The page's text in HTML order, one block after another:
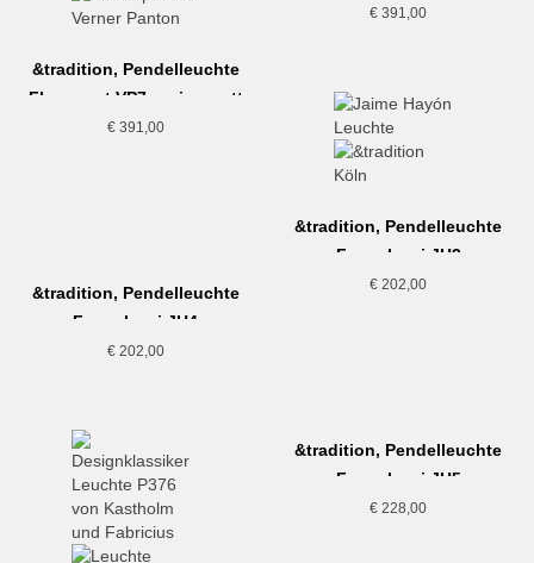
€ 391,00
&tradition, Pendelleuchte
Flowerpot VP7, weiss matt
€391,00
&tradition, Pendelleuchte
Formakami JH3
€ 202,00
&tradition, Pendelleuchte
Formakami JH4
€202,00
&tradition, Pendelleuchte
Formakami JH5
€ 228,00